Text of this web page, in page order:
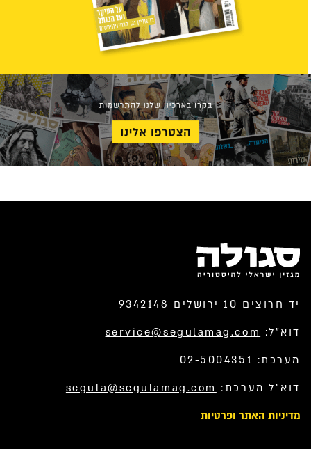
יד חרוצים 10 ירושלים 9342148
דוא”ל: service@segulamag.com
מערכת: 02-5004351
דוא”ל מערכת: segula@segulamag.com
מדיניות האתר ופרטיות